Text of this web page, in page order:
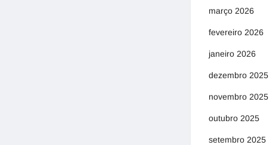
março 2026
fevereiro 2026
janeiro 2026
dezembro 2025
novembro 2025
outubro 2025
setembro 2025